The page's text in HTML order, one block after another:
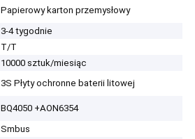
Papierowy karton przemysłowy
3-4 tygodnie
T/T
10000 sztuk/miesiąc
3S Płyty ochronne baterii litowej
BQ4050 +AON6354
Smbus